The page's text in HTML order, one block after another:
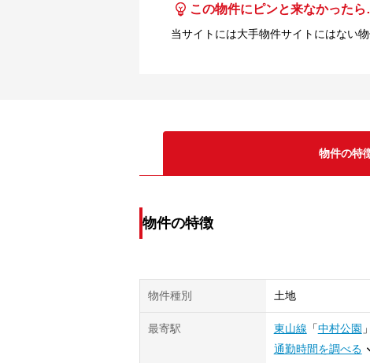
この物件にピンと来なかった
当サイトには大手物件サイトにはない物
物件の特
物件の特徴
物件種別 土地
最寄駅 東山線 「中村公園
通勤時間を調べる